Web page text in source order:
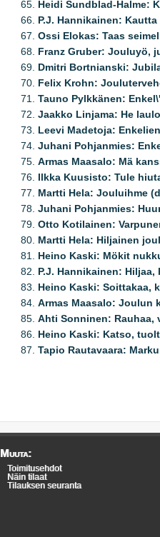
Heidi Sundblad-Halme:
P.J. Hannikainen:
Ossi Elokas: Taas
Franz Gruber: Jouluyö,
Dmitri Bortnianski:
Felix Krohn:
Tauno Pylkkänen:
Jaakko Linjama: He
Leevi Madetoja:
Juhani Pohjanmies:
Armas Maasalo: Mä
Ilkka Kuusisto: Tule
Martti Hela: Jouluihme
Juhani Pohjanmies:
Otto Kotilainen:
Martti Hela: Hiljainen
Heino Kaski: Mökit
P.J. Hannikainen:
Heino Kaski: Soittakaa,
Armas Maasalo: Joulun
Ahti Sonninen: Rauhaa,
Heino Kaski: Katso,
Tapio Rautavaara:
Muuta:
Toimitusehdot
Näin tilaat
Tilauksen seuranta